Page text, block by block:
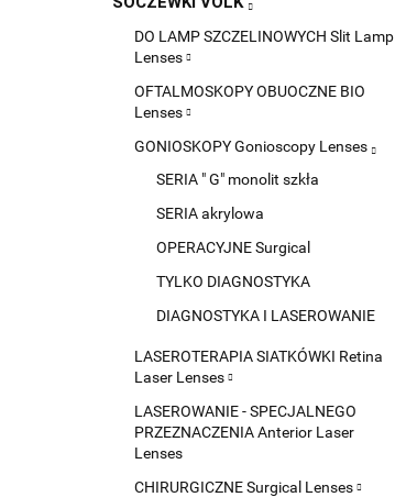
DO LAMP SZCZELINOWYCH Slit Lamp
Lenses
OFTALMOSKOPY OBUOCZNE BIO
Lenses
GONIOSKOPY Gonioscopy Lenses
SERIA " G" monolit szkła
SERIA akrylowa
OPERACYJNE Surgical
TYLKO DIAGNOSTYKA
DIAGNOSTYKA I LASEROWANIE
LASEROTERAPIA SIATKÓWKI Retina
Laser Lenses
LASEROWANIE - SPECJALNEGO
PRZEZNACZENIA Anterior Laser
Lenses
CHIRURGICZNE Surgical Lenses